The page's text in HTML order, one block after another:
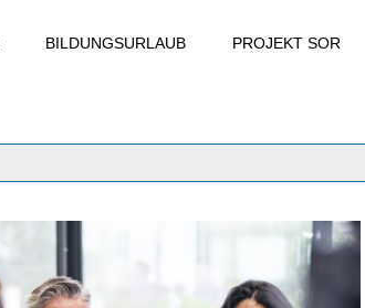
BILDUNGSURLAUB PROJEKT SOR